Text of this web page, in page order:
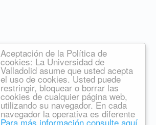
Aceptación de la Política de
cookies: La Universidad de
Valladolid asume que usted acepta
el uso de cookies. Usted puede
restringir, bloquear o borrar las
cookies de cualquier página web,
utilizando su navegador. En cada
navegador la operativa es diferente
Para más información consulte aquí